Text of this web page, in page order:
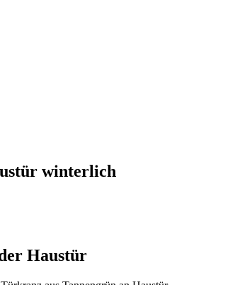
winterlich
Haustür